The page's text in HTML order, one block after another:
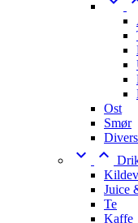
Ost
Smør
 
Juice
Te
Kaffe